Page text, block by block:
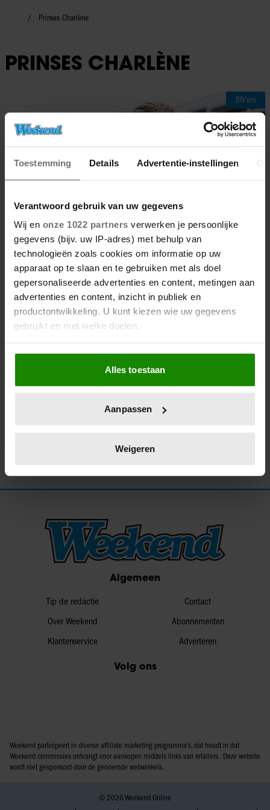
Toestemming Details Advertentie-instellingen
Verantwoord gebruik van uw gegevens
Wij en onze 1022 partners verwerken je persoonlijke
gegevens (bijv. uw IP-adres) met behulp van
technologieën zoals cookies om informatie op uw
apparaat op te slaan en te gebruiken met als doel
gepersonaliseerde advertenties en content, metingen aan
advertenties en content, inzicht in publiek en
productontwikkeling. U kunt kiezen wie uw gegevens
gebruikt en met welke doelen.
Als u het toestaat, willen we ook graag:
Informatie verzamelen over uw geografische
locatie, die tot een paar meter nauwkeurig kan zijn
scannen op specifieke eigenschappen (fingerprinting)
verwerkt en stel uw voorkeuren in het
intrekken in de Cookieverklaring.
personaliseren, om functies voor social media te bieden
en om ons websiteverkeer te analyseren. Ook delen we
informatie over uw gebruik van onze site met onze
partners voor social media, adverteren en analyse. Deze
partners kunnen deze gegevens combineren met andere
verzameld op basis van uw gebruik van hun services. U
gaat akkoord met onze cookies als u onze website blijft
Alles toestaan
Aanpassen
Weigeren
Prinses Charlène
PRINSES CHARLÈNE
BN'ers
05/06/2026
MAX VERSTAPPEN EN KELLY PIQUET
BRENGEN BEZOEK AAN PRINS ALBERT VAN
MONACO
Algemeen
Tip de redactie
Over Weekend
Klantenservice
Contact
Abonnementen
Adverteren
Volg ons
Weekend participeert in diverse affiliate marketing programma’s, dat houdt in dat
Weekend commissies ontvangt voor aankopen middels links van retailers. Deze website
wordt niet gesponsord door de genoemde webwinkels.
© 2026 Weekend Online